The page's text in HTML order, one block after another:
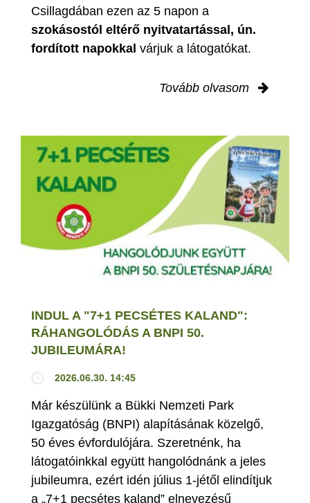
Csillagdában ezen az 5 napon a
szokásostól eltérő nyitvatartással, ún.
fordított napokkal várjuk a látogatókat.
Tovább olvasom
INDUL A "7+1 PECSÉTES KALAND":
RÁHANGOLÓDÁS A BNPI 50.
JUBILEUMÁRA!
2026.06.30. 14:45
Már készülünk a Bükki Nemzeti Park
Igazgatóság (BNPI) alapításának közelgő,
50 éves évfordulójára. Szeretnénk, ha
látogatóinkkal együtt hangolódnánk a jeles
jubileumra, ezért idén július 1-jétől elindítjuk
a „7+1 pecsétes kaland” elnevezésű